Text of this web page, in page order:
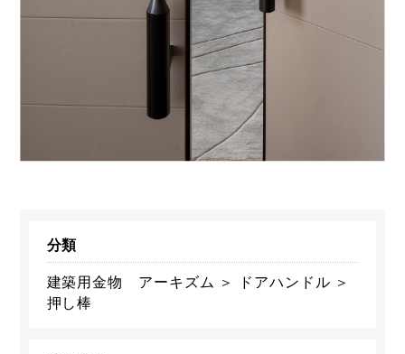
分類
建築用金物 アーキズム ＞ ドアハンドル ＞
押し棒